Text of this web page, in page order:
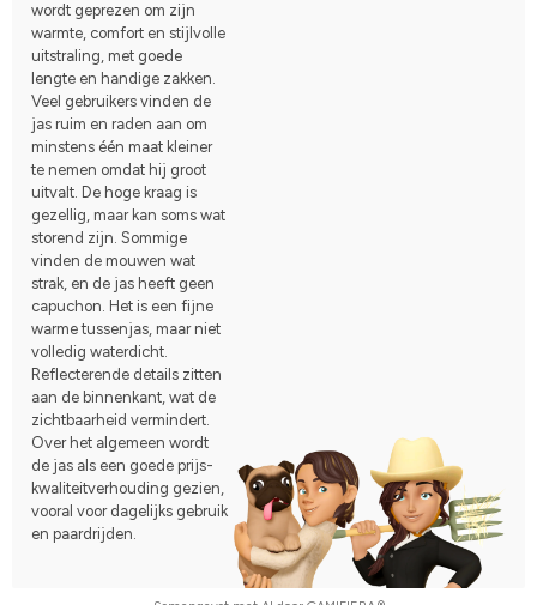
wordt geprezen om zijn
warmte, comfort en stijlvolle
uitstraling, met goede
lengte en handige zakken.
Veel gebruikers vinden de
jas ruim en raden aan om
minstens één maat kleiner
te nemen omdat hij groot
uitvalt. De hoge kraag is
gezellig, maar kan soms wat
storend zijn. Sommige
vinden de mouwen wat
strak, en de jas heeft geen
capuchon. Het is een fijne
warme tussenjas, maar niet
volledig waterdicht.
Reflecterende details zitten
aan de binnenkant, wat de
zichtbaarheid vermindert.
Over het algemeen wordt
de jas als een goede prijs-
kwaliteitverhouding gezien,
vooral voor dagelijks gebruik
en paardrijden.